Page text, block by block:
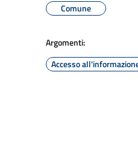
Comune
Argomenti:
Accesso